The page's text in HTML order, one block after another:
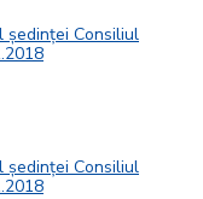
ședinței Consiliul
ședinței Consiliul